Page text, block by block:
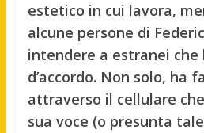
estetico in cui lavora,
alcune persone di
intendere a estranei che
d’accordo. Non solo, ha
attraverso il cellulare
sua voce (o presunta